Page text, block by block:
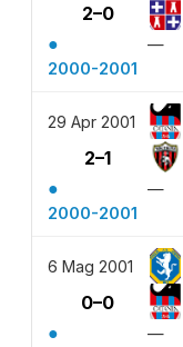
2–0
●
—
2000-2001
29 Apr 2001
2–1
●
—
2000-2001
6 Mag 2001
0–0
●
—